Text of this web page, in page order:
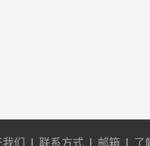
们 联系方式 邮箱 了